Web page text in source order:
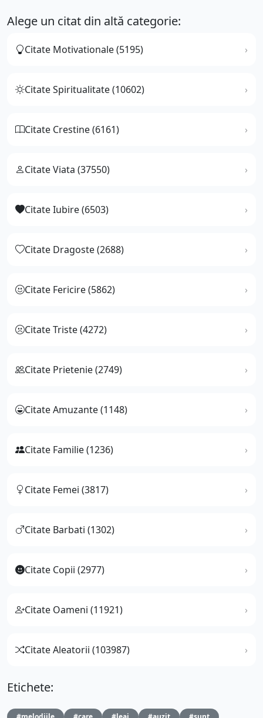
Alege un citat din altă categorie:
Citate Motivationale (5195)
Citate Spiritualitate (10602)
Citate Crestine (6161)
Citate Viata (37550)
Citate Iubire (6503)
Citate Dragoste (2688)
Citate Fericire (5862)
Citate Triste (4272)
Citate Prietenie (2749)
Citate Amuzante (1148)
Citate Familie (1236)
Citate Femei (3817)
Citate Barbati (1302)
Citate Copii (2977)
Citate Oameni (11921)
Citate Aleatorii (103987)
Etichete: